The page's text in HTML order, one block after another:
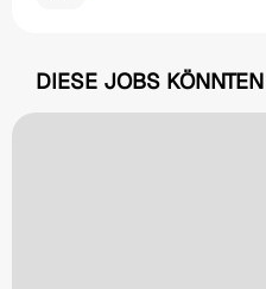
DIESE JOBS